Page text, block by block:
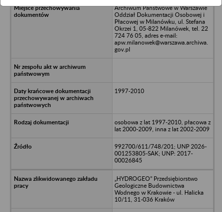
Archiwum Państwowe w Warszawie
Oddział Dokumentacji Osobowej i
Płacowej w Milanówku, ul. Stefana
Okrzei 1, 05-822 Milanówek, tel. 22
724 76 05, adres e-mail:
apw.milanowek@warszawa.archiwa.
gov.pl
1997-2010
osobowa z lat 1997-2010, płacowa z
lat 2000-2009, inna z lat 2002-2009
992700/611/748/201; UNP 2026-
001253805-SAK; UNP: 2017-
00026845
„HYDROGEO” Przedsiębiorstwo
Geologiczne Budownictwa
Wodnego w Krakowie - ul. Halicka
10/11, 31-036 Kraków